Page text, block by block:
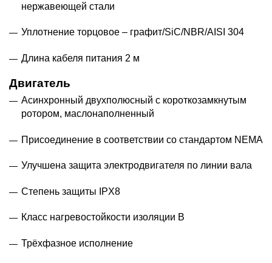
нержавеющей стали
Уплотнение торцовое – графит/SiC/NBR/AISI 304
Длина кабеля питания 2 м
Двигатель
Асинхронный двухполюсный с короткозамкнутым
ротором, маслонаполненный
Присоединение в соответствии со стандартом NEMA
Улучшена защита электродвигателя по линии вала
Степень защиты IPХ8
Класс нагревостойкости изоляции В
Трёхфазное исполнение